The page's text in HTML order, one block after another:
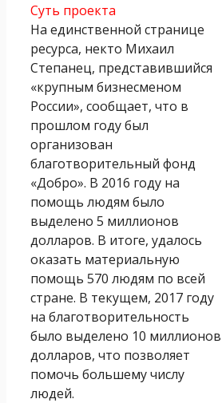
Суть проекта
На единственной странице
ресурса, некто Михаил
Степанец, представившийся
«крупным бизнесменом
России», сообщает, что в
прошлом году был
организован
благотворительный фонд
«Добро». В 2016 году на
помощь людям было
выделено 5 миллионов
долларов. В итоге, удалось
оказать материальную
помощь 570 людям по всей
стране. В текущем, 2017 году
на благотворительность
было выделено 10 миллионов
долларов, что позволяет
помочь большему числу
людей.